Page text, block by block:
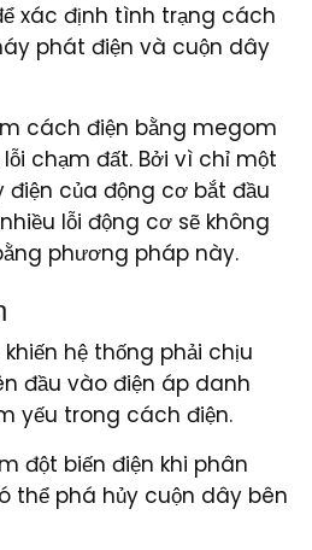
xác định tình trạng cách
phát điện và cuộn dây
cách điện bằng megom
chạm đất. Bởi vì chỉ một
điện của động cơ bắt đầu
lỗi động cơ sẽ không
phương pháp này.
hệ thống phải chịu
đầu vào điện áp danh
yếu trong cách điện.
đột biến điện khi phân
thể phá hủy cuộn dây bên